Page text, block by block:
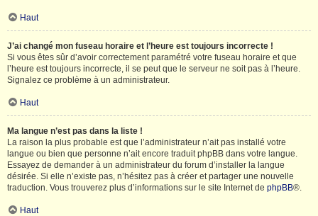
Haut
J’ai changé mon fuseau horaire et l’heure est toujours incorrecte !
Si vous êtes sûr d’avoir correctement paramétré votre fuseau horaire et que
l’heure est toujours incorrecte, il se peut que le serveur ne soit pas à l’heure.
Signalez ce problème à un administrateur.
Haut
Ma langue n’est pas dans la liste !
La raison la plus probable est que l’administrateur n’ait pas installé votre
langue ou bien que personne n’ait encore traduit phpBB dans votre langue.
Essayez de demander à un administrateur du forum d’installer la langue
désirée. Si elle n’existe pas, n’hésitez pas à créer et partager une nouvelle
traduction. Vous trouverez plus d’informations sur le site Internet de phpBB®.
Haut